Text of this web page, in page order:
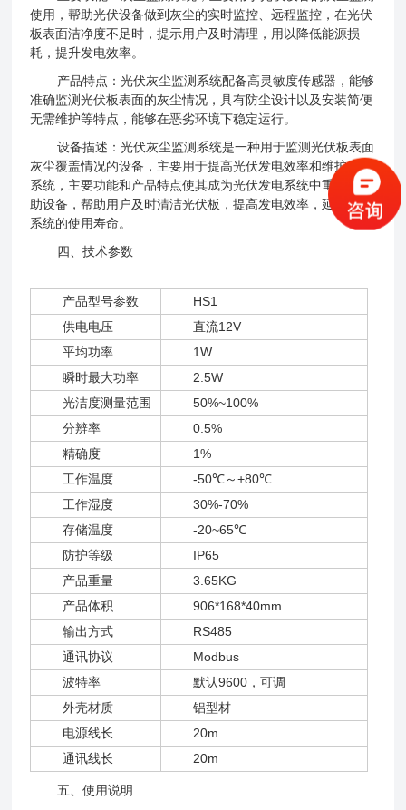
使用，帮助光伏设备做到灰尘的实时监控、远程监控，在光伏
板表面洁净度不足时，提示用户及时清理，用以降低能源损
耗，提升发电效率。
产品特点：光伏灰尘监测系统配备高灵敏度传感器，能够
准确监测光伏板表面的灰尘情况，具有防尘设计以及安装简便
无需维护等特点，能够在恶劣环境下稳定运行。
设备描述：光伏灰尘监测系统是一种用于监测光伏板表面
灰尘覆盖情况的设备，主要用于提高光伏发电效率和维护光伏
系统，主要功能和产品特点使其成为光伏发电系统中重要的辅
助设备，帮助用户及时清洁光伏板，提高发电效率，延长光伏
系统的使用寿命。
四、技术参数
产品型号参数
HS1
供电电压
直流12V
平均功率
1W
瞬时最大功率
2.5W
光洁度测量范围
50%~100%
分辨率
0.5%
精确度
1%
工作温度
-50℃～+80℃
工作湿度
30%-70%
存储温度
-20~65℃
防护等级
IP65
产品重量
3.65KG
产品体积
906*168*40mm
输出方式
RS485
通讯协议
Modbus
波特率
默认9600，可调
外壳材质
铝型材
电源线长
20m
通讯线长
20m
五、使用说明